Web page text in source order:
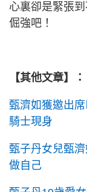
心裏卻是緊張
倔強吧！
【其他文章】：
甄濟如獲邀出
騎士現身
甄子丹女兒甄
做自己